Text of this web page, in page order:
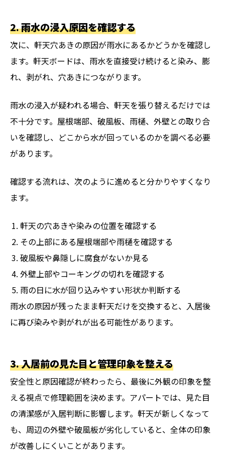
2. 雨水の浸入原因を確認する
次に、軒天穴あきの原因が雨水にあるかどうかを確認し
ます。軒天ボードは、雨水を直接受け続けると染み、膨
れ、剥がれ、穴あきにつながります。
雨水の浸入が疑われる場合、軒天を張り替えるだけでは
不十分です。屋根端部、破風板、雨樋、外壁との取り合
いを確認し、どこから水が回っているのかを調べる必要
があります。
確認する流れは、次のように進めると分かりやすくなり
ます。
軒天の穴あきや染みの位置を確認する
その上部にある屋根端部や雨樋を確認する
破風板や鼻隠しに腐食がないか見る
外壁上部やコーキングの切れを確認する
雨の日に水が回り込みやすい形状か判断する
雨水の原因が残ったまま軒天だけを交換すると、入居後
に再び染みや剥がれが出る可能性があります。
3. 入居前の見た目と管理印象を整える
安全性と原因確認が終わったら、最後に外観の印象を整
える視点で修理範囲を決めます。アパートでは、見た目
の清潔感が入居判断に影響します。軒天が新しくなって
も、周辺の外壁や破風板が劣化していると、全体の印象
が改善しにくいことがあります。